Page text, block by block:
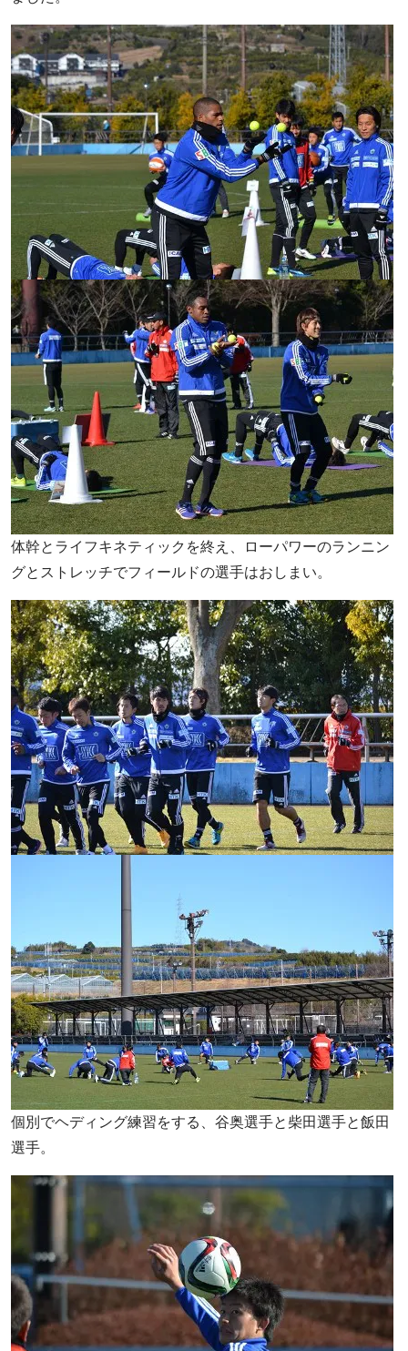
体幹とライフキネティックを終え、ローパワーのランニン
グとストレッチでフィールドの選手はおしまい。
個別でヘディング練習をする、谷奥選手と柴田選手と飯田
選手。